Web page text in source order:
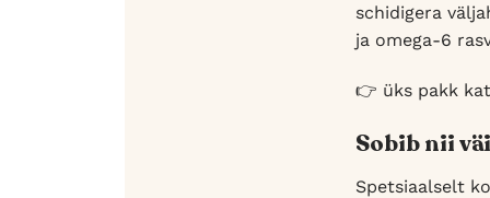
schidigera
ja omega-6
👉 üks pakk
Sobib nii
Spetsiaalselt